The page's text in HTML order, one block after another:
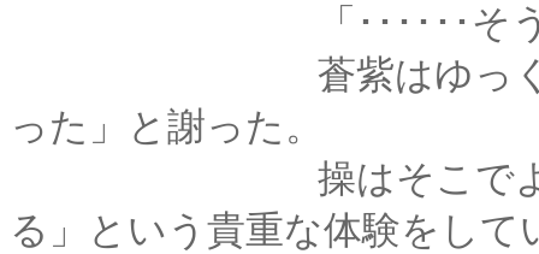
「･･････そう
蒼紫はゆっくりと頷
った」と謝った。
操はそこでようやく
る」という貴重な体験をし